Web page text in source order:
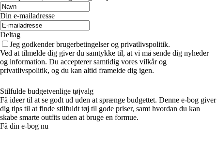
Din e-mailadresse
Deltag
Jeg godkender brugerbetingelser og privatlivspolitik.
Ved at tilmelde dig giver du samtykke til, at vi må sende dig nyheder
og information. Du accepterer samtidig vores vilkår og
privatlivspolitik, og du kan altid framelde dig igen.
Stilfulde budgetvenlige tøjvalg
Få ideer til at se godt ud uden at sprænge budgettet. Denne e-bog giver
dig tips til at finde stilfuldt tøj til gode priser, samt hvordan du kan
skabe smarte outfits uden at bruge en formue.
Få din e-bog nu